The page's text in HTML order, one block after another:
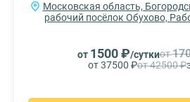
Московская область,
рабочий посёлок Обухово,
от 1500 ₽/суткиот
от 37500 ₽от 42500 ₽